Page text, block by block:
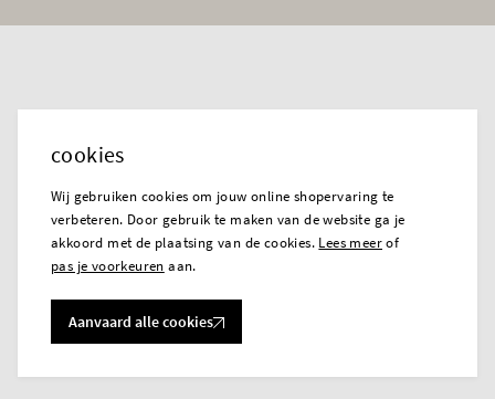
cookies
Wij gebruiken cookies om jouw online shopervaring te
verbeteren. Door gebruik te maken van de website ga je
akkoord met de plaatsing van de cookies. Lees meerof
pas je voorkeuren aan.
Aanvaard alle cookies